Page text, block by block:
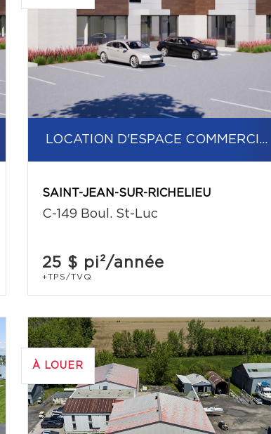
LOCATION D'ESPACE COMMERCIAL/BUREAU
SAINT-JEAN-SUR-RICHELIEU
C-149 Boul. St-Luc
25 $ pi²/année
+TPS/TVQ
À LOUER